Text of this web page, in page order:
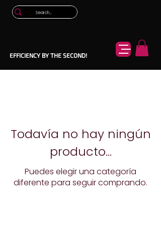
EFFICIENCY BY THE SECOND!
Todavía no hay ningún
producto...
Puedes elegir una categoría
diferente para seguir comprando.